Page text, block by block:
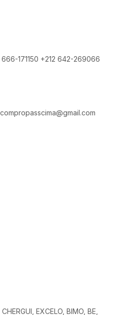
666-171150 +212 642-269066
propasscima@gmail.com
EXCELO, BIMO, BE,